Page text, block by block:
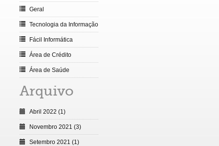
Geral
Tecnologia da Informação
Fácil Informática
Área de Crédito
Área de Saúde
Arquivo
Abril 2022 (1)
Novembro 2021 (3)
Setembro 2021 (1)